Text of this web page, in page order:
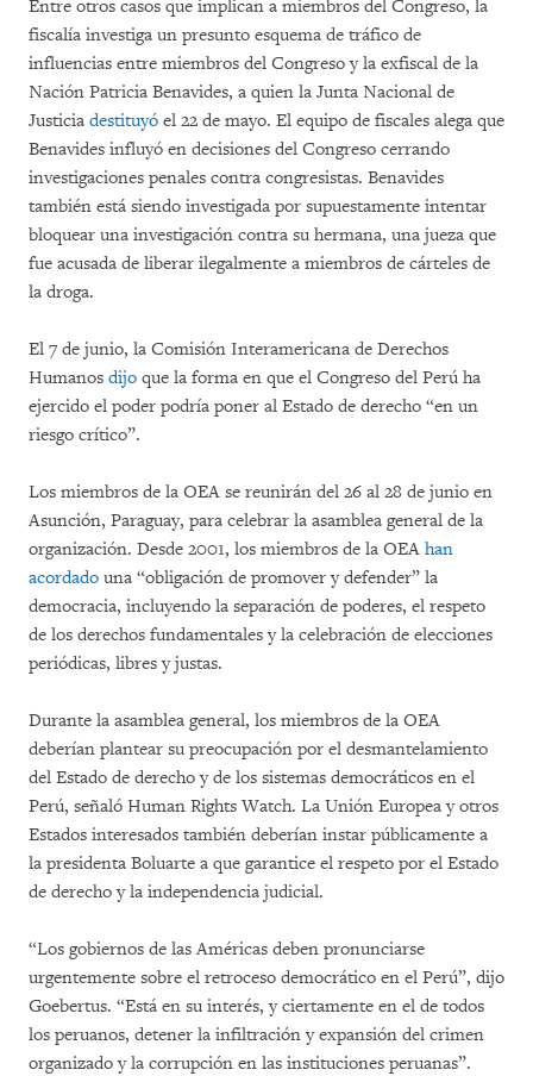
Entre otros casos que implican a miembros del Congreso, la
fiscalía investiga un presunto esquema de tráfico de
influencias entre miembros del Congreso y la exfiscal de la
Nación Patricia Benavides, a quien la Junta Nacional de
Justicia destituyó el 22 de mayo. El equipo de fiscales alega que
Benavides influyó en decisiones del Congreso cerrando
investigaciones penales contra congresistas. Benavides
también está siendo investigada por supuestamente intentar
bloquear una investigación contra su hermana, una jueza que
fue acusada de liberar ilegalmente a miembros de cárteles de
la droga.
El 7 de junio, la Comisión Interamericana de Derechos
Humanos dijo que la forma en que el Congreso del Perú ha
ejercido el poder podría poner al Estado de derecho “en un
riesgo crítico”.
Los miembros de la OEA se reunirán del 26 al 28 de junio en
Asunción, Paraguay, para celebrar la asamblea general de la
organización. Desde 2001, los miembros de la OEA han
acordado una “obligación de promover y defender” la
democracia, incluyendo la separación de poderes, el respeto
de los derechos fundamentales y la celebración de elecciones
periódicas, libres y justas.
Durante la asamblea general, los miembros de la OEA
deberían plantear su preocupación por el desmantelamiento
del Estado de derecho y de los sistemas democráticos en el
Perú, señaló Human Rights Watch. La Unión Europea y otros
Estados interesados también deberían instar públicamente a
la presidenta Boluarte a que garantice el respeto por el Estado
de derecho y la independencia judicial.
“Los gobiernos de las Américas deben pronunciarse
urgentemente sobre el retroceso democrático en el Perú”, dijo
Goebertus. “Está en su interés, y ciertamente en el de todos
los peruanos, detener la infiltración y expansión del crimen
organizado y la corrupción en las instituciones peruanas”.